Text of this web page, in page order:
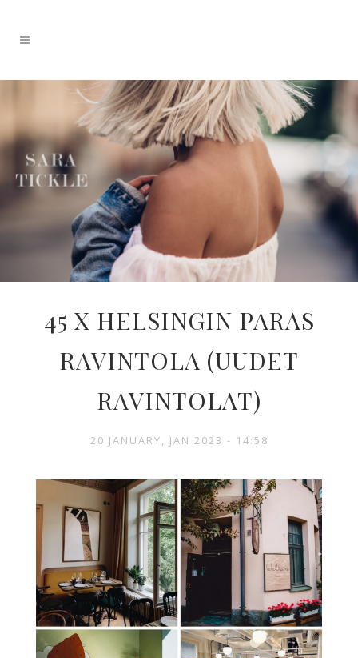
45 X HELSINGIN PARAS
RAVINTOLA (UUDET
RAVINTOLAT)
20 JANUARY, JAN 2023 - 14:58